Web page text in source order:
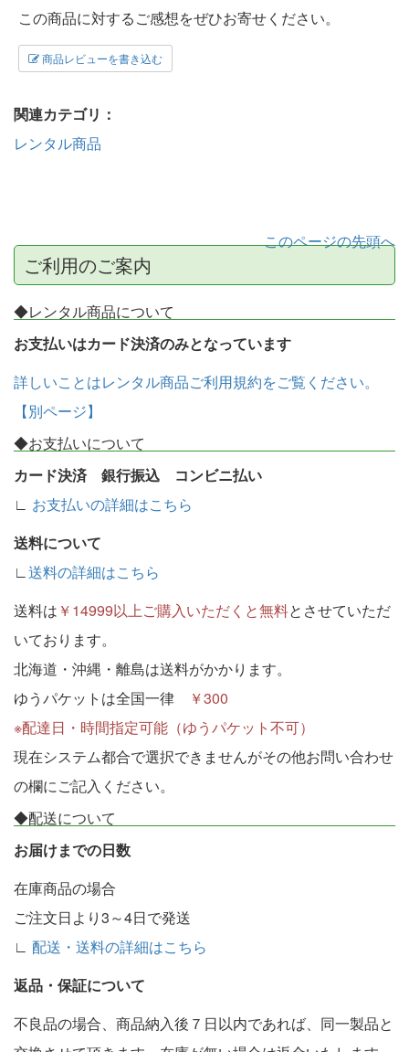
この商品に対するご感想をぜひお寄せください。
商品レビューを書き込む
関連カテゴリ：
レンタル商品
このページの先頭へ
ご利用のご案内
◆レンタル商品について
お支払いはカード決済のみとなっています
詳しいことはレンタル商品ご利用規約をご覧ください。
【別ページ】
◆お支払いについて
カード決済 銀行振込 コンビニ払い
∟ お支払いの詳細はこちら
送料について
∟送料の詳細はこちら
送料は ￥14999以上ご購入いただくと無料とさせていただ
いております。
北海道・沖縄・離島は送料がかかります。
ゆうパケットは全国一律
￥300
※配達日・時間指定可能（ゆうパケット不可）
現在システム都合で選択できませんがその他お問い合わせ
の欄にご記入ください。
◆配送について
お届けまでの日数
在庫商品の場合
ご注文日より3～4日で発送
∟ 配送・送料の詳細はこちら
返品・保証について
不良品の場合、商品納入後７日以内であれば、同一製品と